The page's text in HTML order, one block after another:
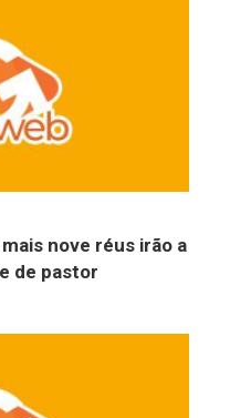
nove réus irão a
de pastor